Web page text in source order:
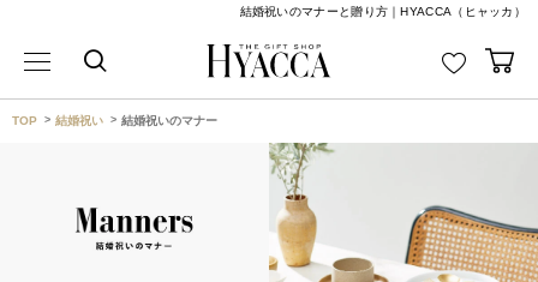
結婚祝いのマナーと贈り方｜HYACCA（ヒャッカ）
TOP 結婚祝い 結婚祝いのマナー